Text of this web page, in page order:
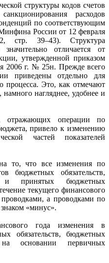
структуры кодов счетов
расходов
по соответствующим
России от 12 февраля
39–43). Структура
отличается от
утвержденной приказом
2006 г. № 25н. Прежде всего
приведены отдельно для
процесса. Это, как отмечают
нагляднее, удобнее и
отражающих операции по
привело к изменению
частей показателей
то, что все изменения по
бюджетных обязательств,
и принятых бюджетных
текущего финансового
а проводками по
«минус».
года изменения в
обязательств, бюджетных
на основании первичных